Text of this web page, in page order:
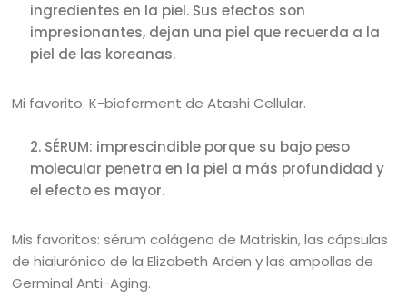
ingredientes en la piel. Sus efectos son
impresionantes, dejan una piel que recuerda a la
piel de las koreanas.
Mi favorito: K-bioferment de Atashi Cellular.
SÉRUM: imprescindible porque su bajo peso
molecular penetra en la piel a más profundidad y
el efecto es mayor.
Mis favoritos: sérum colágeno de Matriskin, las cápsulas
de hialurónico de la Elizabeth Arden y las ampollas de
Germinal Anti-Aging.